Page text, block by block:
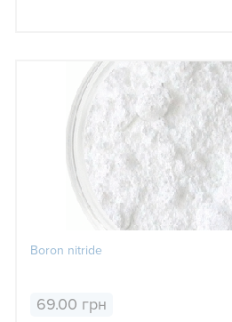
Boron nitride
69.00 грн